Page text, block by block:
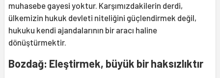
muhasebe gayesi yoktur. Karşımızdakilerin derdi,
ülkemizin hukuk devleti niteliğini güçlendirmek değil,
hukuku kendi ajandalarının bir aracı haline
dönüştürmektir.
Bozdağ: Eleştirmek, büyük bir haksızlıktır